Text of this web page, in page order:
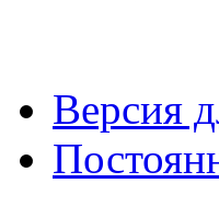
Версия